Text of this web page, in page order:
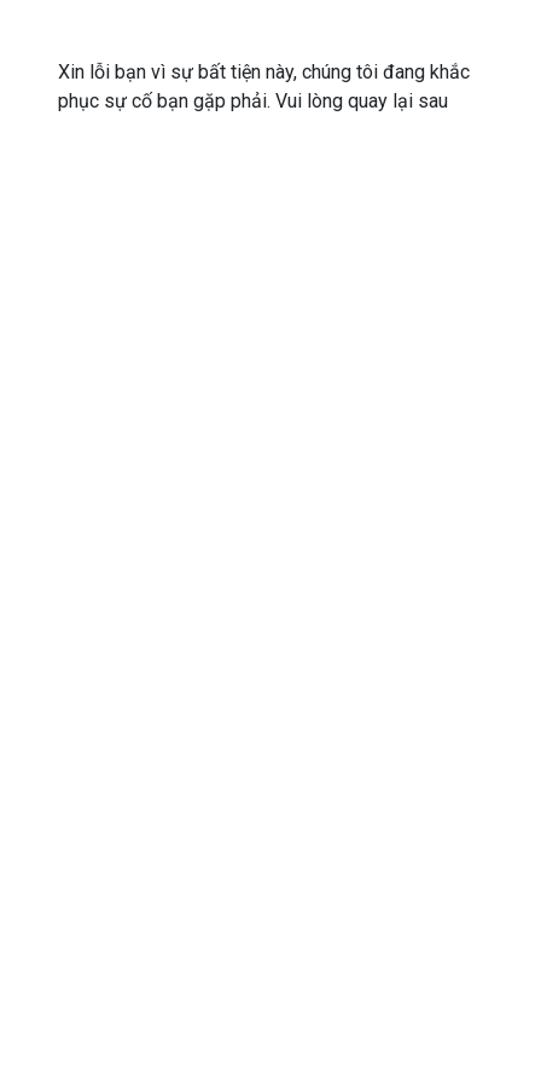
Xin lỗi bạn vì sự bất tiện này, chúng tôi đang khắc
phục sự cố bạn gặp phải. Vui lòng quay lại sau